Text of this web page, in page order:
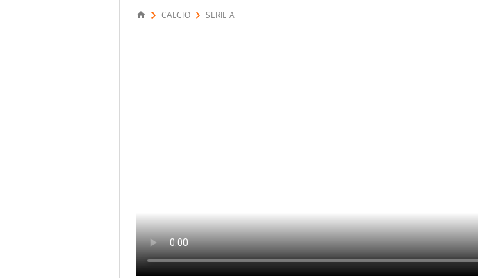
CALCIO SERIE A